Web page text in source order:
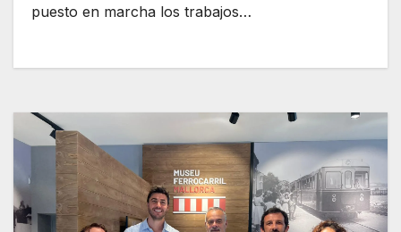
puesto en marcha los trabajos…